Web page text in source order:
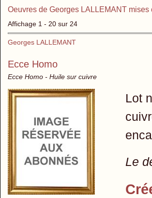
Oeuvres de Georges LALLEMANT mises
Affichage 1 - 20 sur 24
Georges LALLEMANT
Ecce Homo
Ecce Homo - Huile sur cuivre
Lot
Le